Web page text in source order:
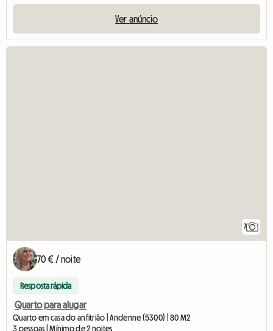
Ver anúncio
7
70 € / noite
Resposta rápida
Quarto para alugar
Quarto em casa do anfitrião | Andenne (5300) | 80 M2
3 pessoas | Mínimo de 2 noites